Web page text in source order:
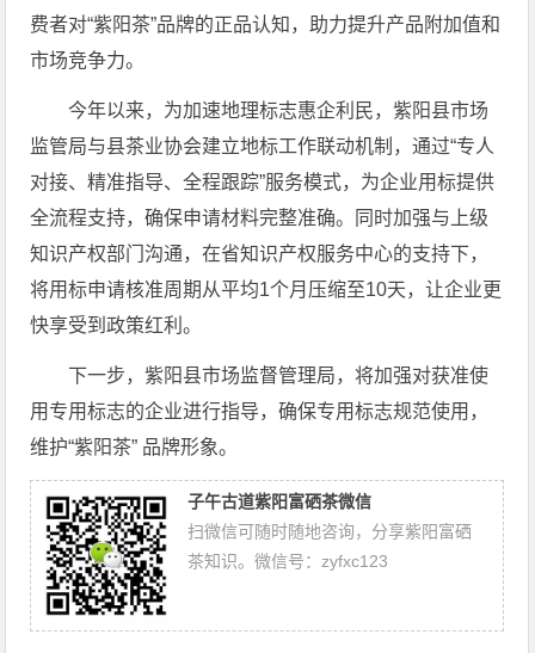
费者对“紫阳茶”品牌的正品认知，助力提升产品附加值和
市场竞争力。
今年以来，为加速地理标志惠企利民，紫阳县市场
监管局与县茶业协会建立地标工作联动机制，通过“专人
对接、精准指导、全程跟踪”服务模式，为企业用标提供
全流程支持，确保申请材料完整准确。同时加强与上级
知识产权部门沟通，在省知识产权服务中心的支持下，
将用标申请核准周期从平均1个月压缩至10天，让企业更
快享受到政策红利。
下一步，紫阳县市场监督管理局，将加强对获准使
用专用标志的企业进行指导，确保专用标志规范使用，
维护“紫阳茶” 品牌形象。
子午古道紫阳富硒茶微信
扫微信可随时随地咨询，分享紫阳富硒
茶知识。微信号：zyfxc123